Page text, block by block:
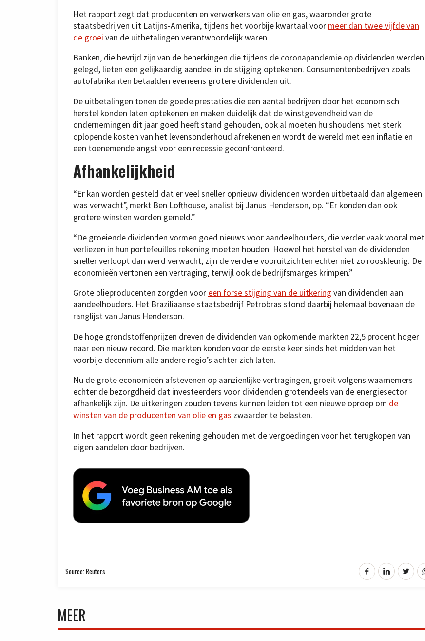
Het rapport zegt dat producenten en verwerkers van olie en gas, waaronder grote
staatsbedrijven uit Latijns-Amerika, tijdens het voorbije kwartaal voor meer dan twee vijfde van
de groei van de uitbetalingen verantwoordelijk waren.
Banken, die bevrijd zijn van de beperkingen die tijdens de coronapandemie op dividenden werden
gelegd, lieten een gelijkaardig aandeel in de stijging optekenen. Consumentenbedrijven zoals
autofabrikanten betaalden eveneens grotere dividenden uit.
De uitbetalingen tonen de goede prestaties die een aantal bedrijven door het economisch
herstel konden laten optekenen en maken duidelijk dat de winstgevendheid van de
ondernemingen dit jaar goed heeft stand gehouden, ook al moeten huishoudens met sterk
oplopende kosten van het levensonderhoud afrekenen en wordt de wereld met een inflatie en
een toenemende angst voor een recessie geconfronteerd.
Afhankelijkheid
“Er kan worden gesteld dat er veel sneller opnieuw dividenden worden uitbetaald dan algemeen
was verwacht”, merkt Ben Lofthouse, analist bij Janus Henderson, op. “Er konden dan ook
grotere winsten worden gemeld.”
“De groeiende dividenden vormen goed nieuws voor aandeelhouders, die verder vaak vooral met
verliezen in hun portefeuilles rekening moeten houden. Hoewel het herstel van de dividenden
sneller verloopt dan werd verwacht, zijn de verdere vooruitzichten echter niet zo rooskleurig. De
economieën vertonen een vertraging, terwijl ook de bedrijfsmarges krimpen.”
Grote olieproducenten zorgden voor een forse stijging van de uitkering van dividenden aan
aandeelhouders. Het Braziliaanse staatsbedrijf Petrobras stond daarbij helemaal bovenaan de
ranglijst van Janus Henderson.
De hoge grondstoffenprijzen dreven de dividenden van opkomende markten 22,5 procent hoger
naar een nieuw record. Die markten konden voor de eerste keer sinds het midden van het
voorbije decennium alle andere regio’s achter zich laten.
Nu de grote economieën afstevenen op aanzienlijke vertragingen, groeit volgens waarnemers
echter de bezorgdheid dat investeerders voor dividenden grotendeels van de energiesector
afhankelijk zijn. De uitkeringen zouden tevens kunnen leiden tot een nieuwe oproep om de
winsten van de producenten van olie en gas zwaarder te belasten.
In het rapport wordt geen rekening gehouden met de vergoedingen voor het terugkopen van
eigen aandelen door bedrijven.
Source: Reuters
MEER